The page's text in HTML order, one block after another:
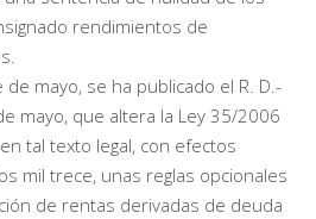
rendimientos de
de mayo, se ha publicado el R. D.-
mayo, que altera la Ley 35/2006
tal texto legal, con efectos
mil trece, unas reglas opcionales
de rentas derivadas de deuda